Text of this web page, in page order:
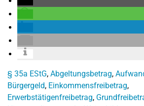
§ 35a EStG, Abgeltungsbetrag,
Bürgergeld, Einkommensfreibetrag,
Erwerbstätigenfreibetrag,